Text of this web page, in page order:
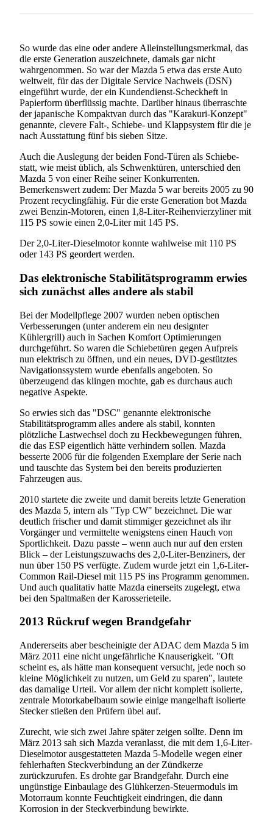
So wurde das eine oder andere Alleinstellungsmerkmal, das
die erste Generation auszeichnete, damals gar nicht
wahrgenommen. So war der Mazda 5 etwa das erste Auto
weltweit, für das der Digitale Service Nachweis (DSN)
eingeführt wurde, der ein Kundendienst-Scheckheft in
Papierform überflüssig machte. Darüber hinaus überraschte
der japanische Kompaktvan durch das "Karakuri-Konzept"
genannte, clevere Falt-, Schiebe- und Klappsystem für die je
nach Ausstattung fünf bis sieben Sitze.
Auch die Auslegung der beiden Fond-Türen als Schiebe-
statt, wie meist üblich, als Schwenktüren, unterschied den
Mazda 5 von einer Reihe seiner Konkurrenten.
Bemerkenswert zudem: Der Mazda 5 war bereits 2005 zu 90
Prozent recyclingfähig. Für die erste Generation bot Mazda
zwei Benzin-Motoren, einen 1,8-Liter-Reihenvierzyliner mit
115 PS sowie einen 2,0-Liter mit 145 PS.
Der 2,0-Liter-Dieselmotor konnte wahlweise mit 110 PS
oder 143 PS geordert werden.
Das elektronische Stabilitätsprogramm erwies
sich zunächst alles andere als stabil
Bei der Modellpflege 2007 wurden neben optischen
Verbesserungen (unter anderem ein neu designter
Kühlergrill) auch in Sachen Komfort Optimierungen
durchgeführt. So waren die Schiebetüren gegen Aufpreis
nun elektrisch zu öffnen, und ein neues, DVD-gestütztes
Navigationssystem wurde ebenfalls angeboten. So
überzeugend das klingen mochte, gab es durchaus auch
negative Aspekte.
So erwies sich das "DSC" genannte elektronische
Stabilitätsprogramm alles andere als stabil, konnten
plötzliche Lastwechsel doch zu Heckbewegungen führen,
die das ESP eigentlich hätte verhindern sollen. Mazda
besserte 2006 für die folgenden Exemplare der Serie nach
und tauschte das System bei den bereits produzierten
Fahrzeugen aus.
2010 startete die zweite und damit bereits letzte Generation
des Mazda 5, intern als "Typ CW" bezeichnet. Die war
deutlich frischer und damit stimmiger gezeichnet als ihr
Vorgänger und vermittelte wenigstens einen Hauch von
Sportlichkeit. Dazu passte – wenn auch nur auf den ersten
Blick – der Leistungszuwachs des 2,0-Liter-Benziners, der
nun über 150 PS verfügte. Zudem wurde jetzt ein 1,6-Liter-
Common Rail-Diesel mit 115 PS ins Programm genommen.
Und auch qualitativ hatte Mazda einerseits zugelegt, etwa
bei den Spaltmaßen der Karosserieteile.
2013 Rückruf wegen Brandgefahr
Andererseits aber bescheinigte der ADAC dem Mazda 5 im
März 2011 eine nicht ungefährliche Knauserigkeit. "Oft
scheint es, als hätte man konsequent versucht, jede noch so
kleine Möglichkeit zu nutzen, um Geld zu sparen", lautete
das damalige Urteil. Vor allem der nicht komplett isolierte,
zentrale Motorkabelbaum sowie einige mangelhaft isolierte
Stecker stießen den Prüfern übel auf.
Zurecht, wie sich zwei Jahre später zeigen sollte. Denn im
März 2013 sah sich Mazda veranlasst, die mit dem 1,6-Liter-
Dieselmotor ausgestatteten Mazda 5-Modelle wegen einer
fehlerhaften Steckverbindung an der Zündkerze
zurückzurufen. Es drohte gar Brandgefahr. Durch eine
ungünstige Einbaulage des Glühkerzen-Steuermoduls im
Motorraum konnte Feuchtigkeit eindringen, die dann
Korrosion in der Steckverbindung bewirkte.